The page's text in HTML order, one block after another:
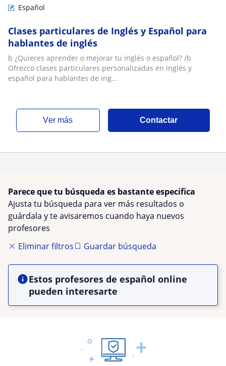
Español
Clases particulares de Inglés y Español para
hablantes de inglés
b ¿Quieres aprender o mejorar tu inglés o español? /b
Ofrezco clases particulares personalizadas en inglés y
español para hablantes de ing...
ver más Contactar
Parece que tu búsqueda es bastante especifica
Ajusta tu búsqueda para ver más resultados o
guárdala y te avisaremos cuando haya nuevos
profesores
Eliminar filtros
Guardar búsqueda
Estos profesores de español online
pueden interesarte